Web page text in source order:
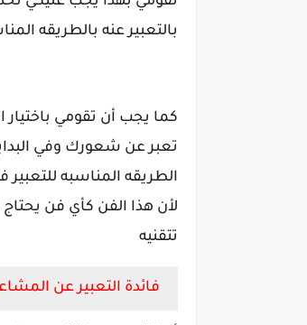
بالتعبير عنه بالطريقه
كما يجب أن تقومي باختيار
تعبر عن شعورك وفي
الطريقه المناسبه للتعبير
لأن هذا الفن كأي فن يحتاج
تتقنيه
فائدة التعبير عن